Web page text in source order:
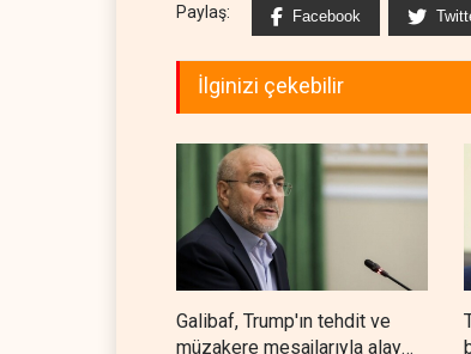
Paylaş: Facebook
İlginizi çekebilir
Galibaf, Trump'ın tehdit ve
müzakere mesajlarıyla alay